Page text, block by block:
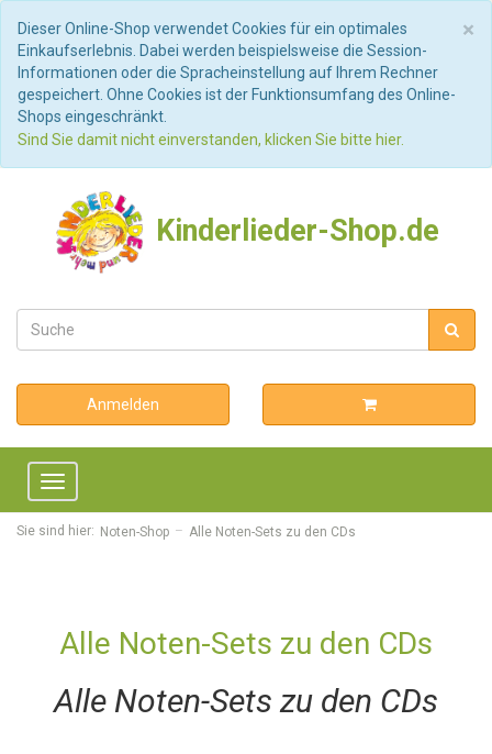
×
Dieser Online-Shop verwendet Cookies für ein optimales
Einkaufserlebnis. Dabei werden beispielsweise die Session-
Informationen oder die Spracheinstellung auf Ihrem Rechner
gespeichert. Ohne Cookies ist der Funktionsumfang des Online-
Shops eingeschränkt.
Sind Sie damit nicht einverstanden, klicken Sie bitte hier.
Kinderlieder-Shop.de
Anmelden
Toggle
navigation
Sie sind hier: Noten-Shop Alle Noten-Sets zu den CDs
Alle Noten-Sets zu den CDs
Alle Noten-Sets zu den CDs